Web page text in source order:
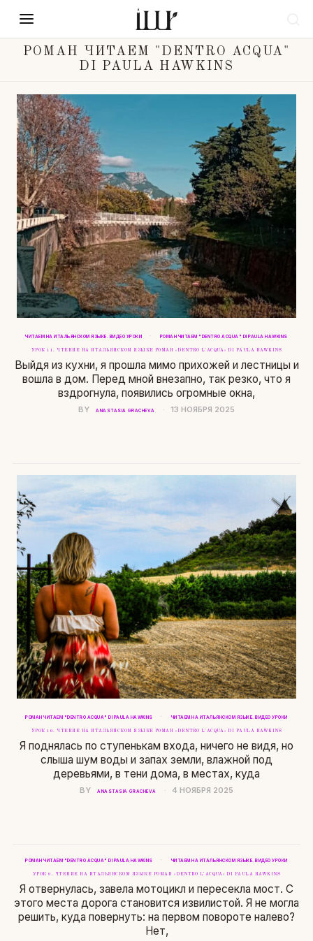
РОМАН ЧИТАЕМ "DENTRO ACQUA"
DI PAULA HAWKINS
ЧИТАЕМ НА ИТАЛЬЯНСКОМ ЯЗЫКЕ. ВИДЕО УРОКИ · РОМАН ЧИТАЕМ "DENTRO ACQUA" DI PAULA HAWKINS
УРОК 11. ЧТЕНИЕ НА ИТАЛЬЯНСКОМ ЯЗЫКЕ РОМАН «DENTRO L’ACQUA» DI PAULA HAWKINS
Выйдя из кухни, я прошла мимо прихожей и лестницы и
вошла в дом. Перед мной внезапно, так резко, что я
вздрогнула, появились огромные окна,
BY ANASTASIA GRACHEVA 13 НОЯБРЯ 2025
РОМАН ЧИТАЕМ "DENTRO ACQUA" DI PAULA HAWKINS · ЧИТАЕМ НА ИТАЛЬЯНСКОМ ЯЗЫКЕ. ВИДЕО УРОКИ
УРОК 10. ЧТЕНИЕ НА ИТАЛЬЯНСКОМ ЯЗЫКЕ РОМАН «DENTRO L’ACQUA» DI PAULA HAWKINS
Я поднялась по ступенькам входа, ничего не видя, но
слыша шум воды и запах земли, влажной под
деревьями, в тени дома, в местах, куда
BY ANASTASIA GRACHEVA 4 НОЯБРЯ 2025
РОМАН ЧИТАЕМ "DENTRO ACQUA" DI PAULA HAWKINS · ЧИТАЕМ НА ИТАЛЬЯНСКОМ ЯЗЫКЕ. ВИДЕО УРОКИ
УРОК 9. ЧТЕНИЕ НА ИТАЛЬЯНСКОМ ЯЗЫКЕ РОМАН «DENTRO L’ACQUA» DI PAULA HAWKINS
Я отвернулась, завела мотоцикл и пересекла мост. С
этого места дорога становится извилистой. Я не могла
решить, куда повернуть: на первом повороте налево?
Нет,